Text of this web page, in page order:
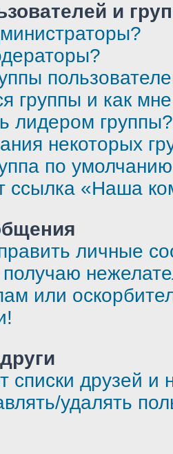
и
группы и как
лидером группы?
некоторых
по
ссылка «Наша
личные
получаю
или
списки друзей и
удалять